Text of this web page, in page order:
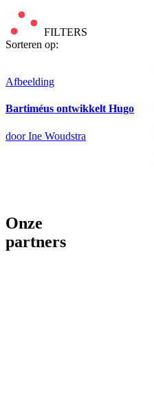
FILTERS
Sorteren op:
Afbeelding
Bartiméus ontwikkelt Hugo
door Ine Woudstra
Onze
partners